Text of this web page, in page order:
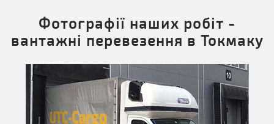
Фотографії наших робіт -
вантажні перевезення в Токмаку